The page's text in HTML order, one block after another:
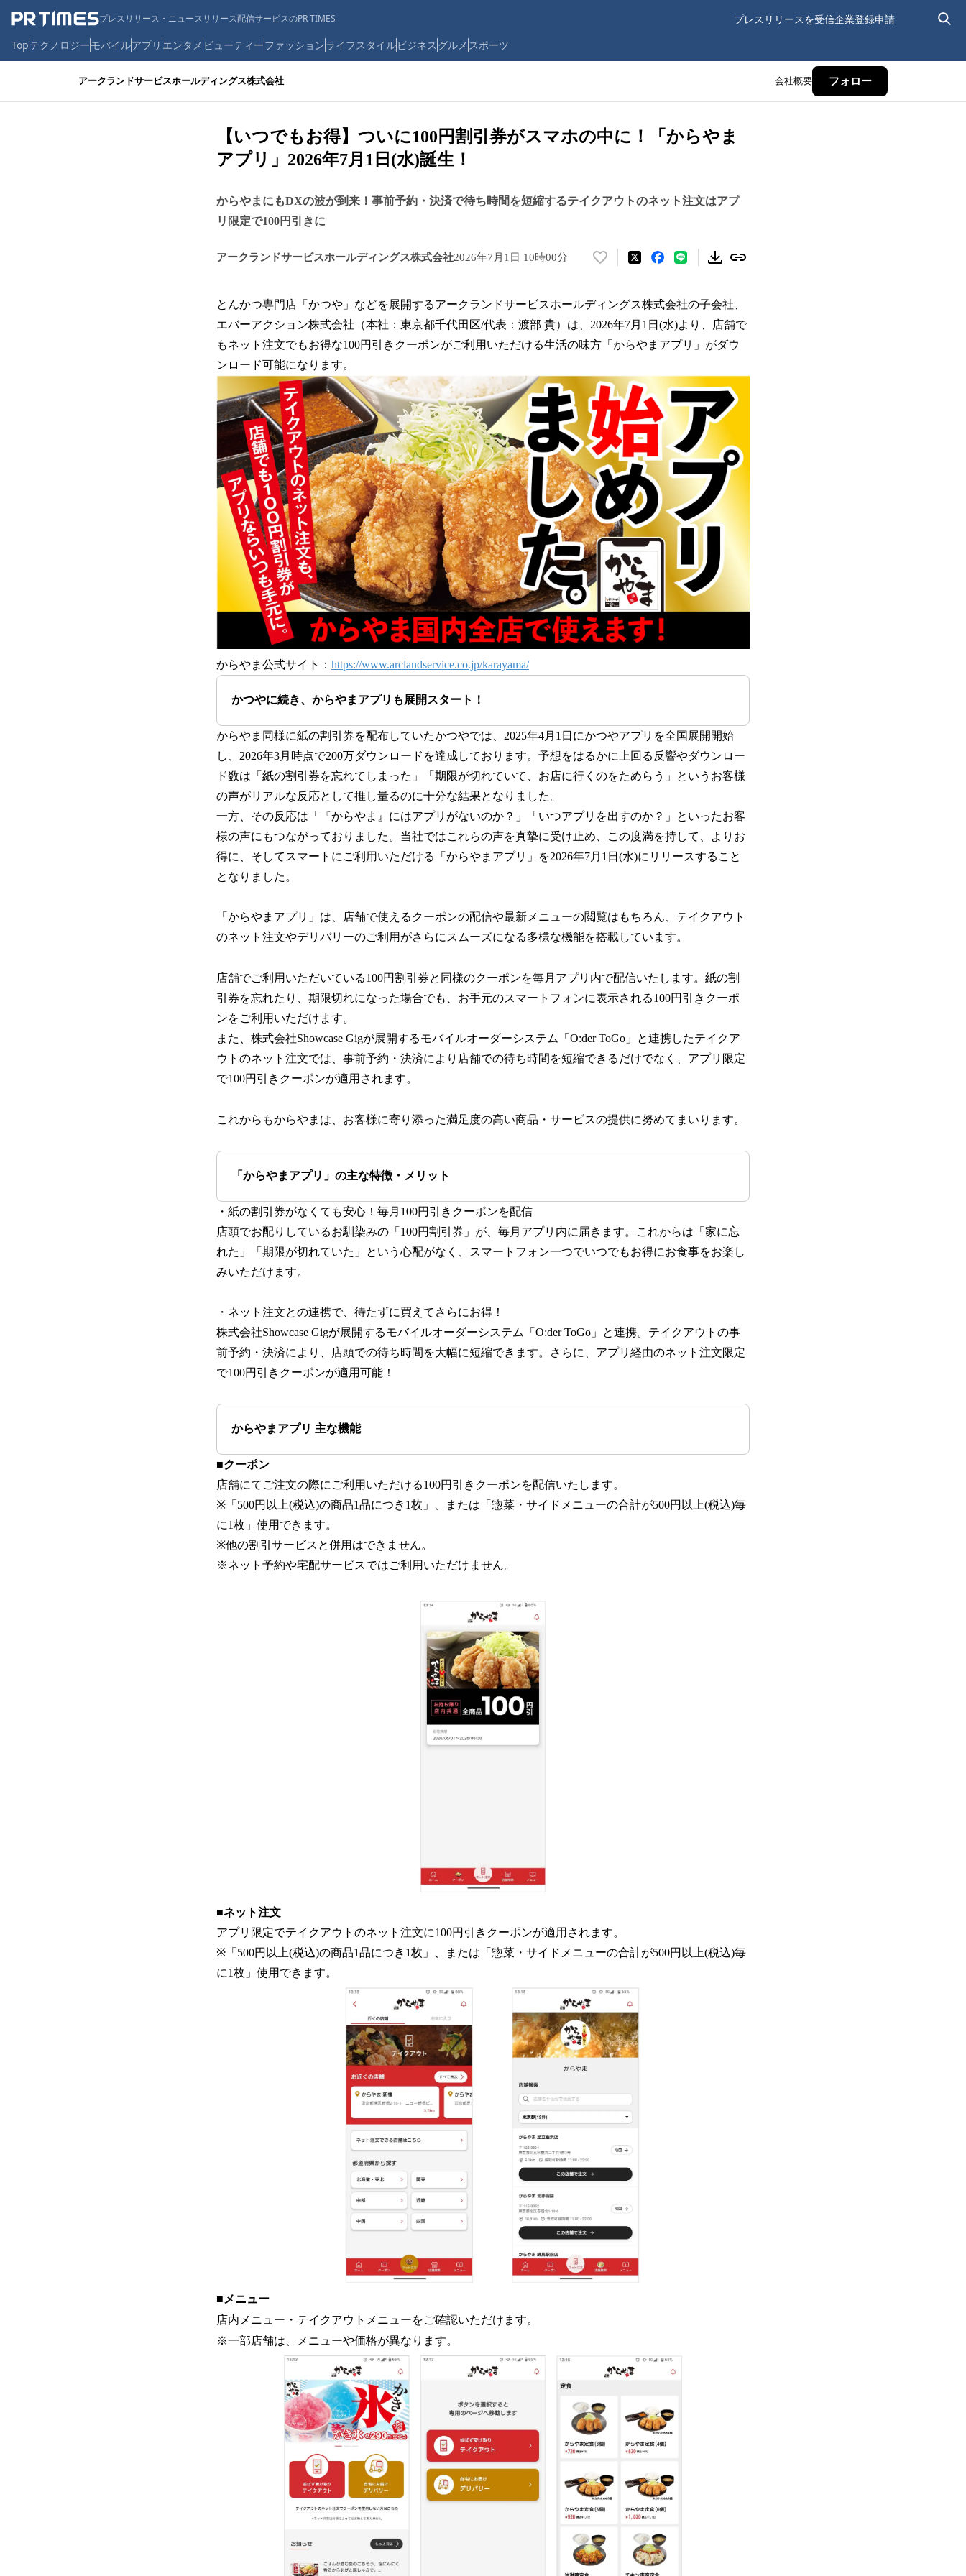
プレスリリース・ニュースリリース配信サービスのPR TIMES プレスリリースを受信企業登録申請
Topテクノロジーモバイルアプリ エンタメ ビューティーファッションライフスタイルビジネス グルメ スポーツ
アークランドサービスホールディングス株式会社 会社概要 フォロー
【いつでもお得】ついに100円割引券がスマホの中に！「からやま
アプリ」2026年7月1日(水)誕生！
からやまにもDXの波が到来！事前予約・決済で待ち時間を短縮するテイクアウトのネット注文はアプ
リ限定で100円引きに
アークランドサービスホールディングス株式会社2026年7月1日 10時00分
い
！
数
を
込
み
中
で
す
とんかつ専⾨店「かつや」などを展開するアークランドサービスホールディングス株式会社の⼦会社、
エバーアクション株式会社（本社：東京都千代⽥区/代表：渡部 貴）は、2026年7月1日(水)より、店舗で
もネット注文でもお得な100円引きクーポンがご利用いただける生活の味方「からやまアプリ」がダウ
ンロード可能になります。
からやま公式サイト： https://www.arclandservice.co.jp/karayama/
かつやに続き、からやまアプリも展開スタート！
からやま同様に紙の割引券を配布していたかつやでは、2025年4月1日にかつやアプリを全国展開開始
し、2026年3月時点で200万ダウンロードを達成しております。予想をはるかに上回る反響やダウンロー
ド数は「紙の割引券を忘れてしまった」「期限が切れていて、お店に行くのをためらう」というお客様
の声がリアルな反応として推し量るのに十分な結果となりました。
一方、その反応は「『からやま』にはアプリがないのか？」「いつアプリを出すのか？」といったお客
様の声にもつながっておりました。当社ではこれらの声を真摯に受け止め、この度満を持して、よりお
得に、そしてスマートにご利用いただける「からやまアプリ」を2026年7月1日(水)にリリースすること
となりました。
「からやまアプリ」は、店舗で使えるクーポンの配信や最新メニューの閲覧はもちろん、テイクアウト
のネット注文やデリバリーのご利用がさらにスムーズになる多様な機能を搭載しています。
店舗でご利用いただいている100円割引券と同様のクーポンを毎月アプリ内で配信いたします。紙の割
引券を忘れたり、期限切れになった場合でも、お手元のスマートフォンに表示される100円引きクーポ
ンをご利用いただけます。
また、株式会社Showcase Gigが展開するモバイルオーダーシステム「O:der ToGo」と連携したテイクア
ウトのネット注文では、事前予約・決済により店舗での待ち時間を短縮できるだけでなく、アプリ限定
で100円引きクーポンが適用されます。
これからもからやまは、お客様に寄り添った満足度の高い商品・サービスの提供に努めてまいります。
「からやまアプリ」の主な特徴・メリット
・紙の割引券がなくても安心！毎月100円引きクーポンを配信
店頭でお配りしているお馴染みの「100円割引券」が、毎月アプリ内に届きます。これからは「家に忘
れた」「期限が切れていた」という心配がなく、スマートフォン一つでいつでもお得にお食事をお楽し
みいただけます。
・ネット注文との連携で、待たずに買えてさらにお得！
株式会社Showcase Gigが展開するモバイルオーダーシステム「O:der ToGo」と連携。テイクアウトの事
前予約・決済により、店頭での待ち時間を大幅に短縮できます。さらに、アプリ経由のネット注文限定
で100円引きクーポンが適用可能！
からやまアプリ 主な機能
■クーポン
店舗にてご注文の際にご利用いただける100円引きクーポンを配信いたします。
※「500円以上(税込)の商品1品につき1枚」、または「惣菜・サイドメニューの合計が500円以上(税込)毎
に1枚」使用できます。
※他の割引サービスと併用はできません。
※ネット予約や宅配サービスではご利用いただけません。
■ネット注文
アプリ限定でテイクアウトのネット注文に100円引きクーポンが適用されます。
※「500円以上(税込)の商品1品につき1枚」、または「惣菜・サイドメニューの合計が500円以上(税込)毎
に1枚」使用できます。
■メニュー
店内メニュー・テイクアウトメニューをご確認いただけます。
※一部店舗は、メニューや価格が異なります。